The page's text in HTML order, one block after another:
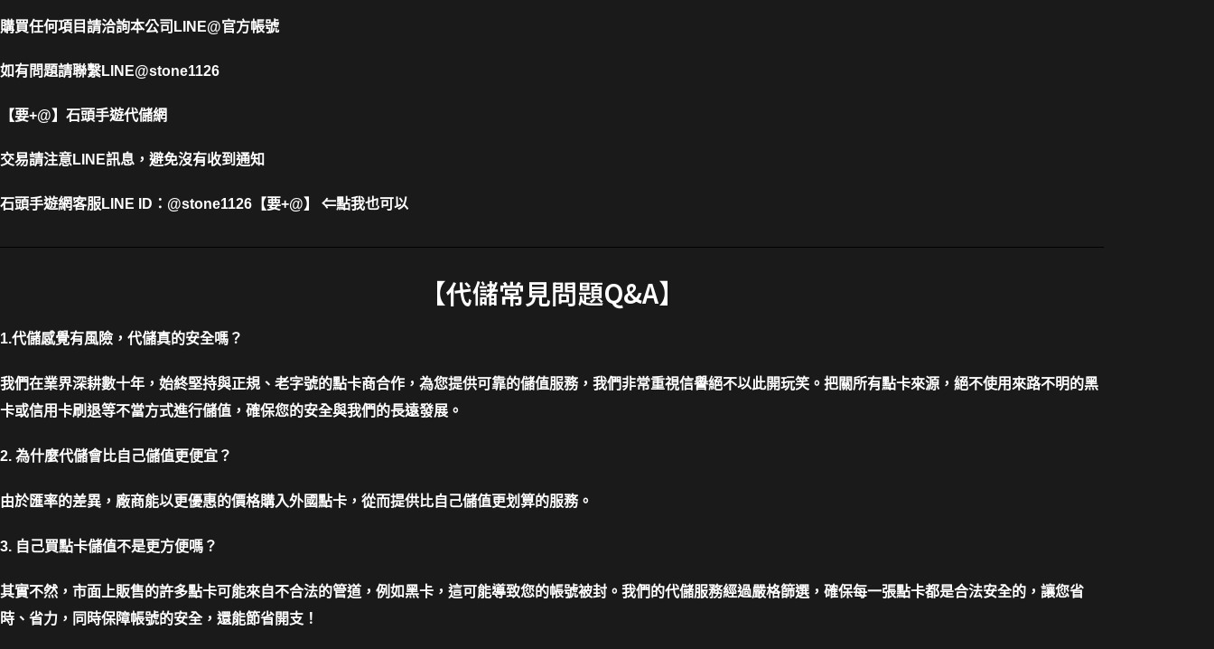
購買任何項目請洽詢本公司 LINE@官方帳號
如有問題請聯繫LINE@stone1126
【要+@】 石頭手遊代儲網
交易請注意LINE訊息，避免沒有收到通知
石頭手遊網客服LINE ID ： @stone1126【要+@】 ⇐點我也可以
【代儲常見問題Q&A】
1.代儲感覺有風險，代儲真的安全嗎？
我們在業界深耕數十年，始終堅持與正規、老字號的點卡商合作，為您提供可靠的儲值服務，我們非常重視信譽絕不以此開玩笑。把關所有點卡來源，絕不使用來路不明的黑
卡或信用卡刷退等不當方式進行儲值，確保您的安全與我們的長遠發展。
2. 為什麼代儲會比自己儲值更便宜？
由於匯率的差異，廠商能以更優惠的價格購入外國點卡，從而提供比自己儲值更划算的服務。
3. 自己買點卡儲值不是更方便嗎？
其實不然，市面上販售的許多點卡可能來自不合法的管道，例如黑卡，這可能導致您的帳號被封。我們的代儲服務經過嚴格篩選，確保每一張點卡都是合法安全的，讓您省
時、省力，同時保障帳號的安全，還能節省開支！